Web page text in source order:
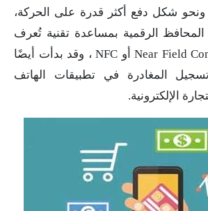
ونحو شكل دفع أكثر قدرة على الحركة،
الرقمية بمساعدة تقنية تُعرف
باسم Near Field Communication أو NFC ، وقد بدأت أيضًا
المغادرة في تطبيقات الهاتف
الإلكترونية.